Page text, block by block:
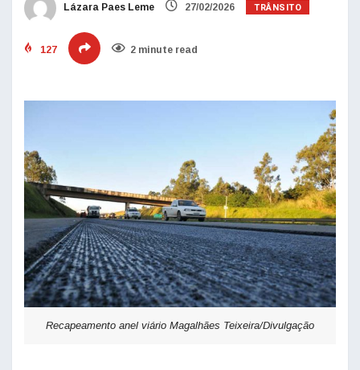
Lázara Paes Leme 27/02/2026 TRÂNSITO
127 2 minute read
Recapeamento anel viário Magalhães Teixeira/Divulgação